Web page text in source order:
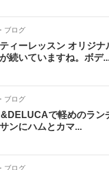
・ ブログ
ティーレッスン オリジ
続いていますね。ボデ
・ ブログ
で軽めのラン
ンにハムとカマ...
・ ブログ